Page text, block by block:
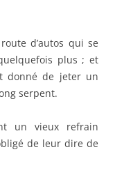
d’autos qui se
plus ; et
donné de jeter un
serpent.
un vieux refrain
de leur dire de